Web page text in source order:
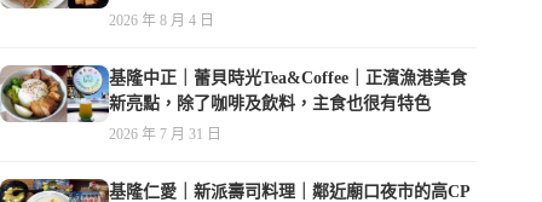
2026 年 8 月 4 日
基隆中正｜蕾貝時光Tea&Coffee｜正濱漁港美食
新亮點，除了咖啡及飲料，主食也很有特色
2026 年 7 月 31 日
基隆仁愛｜新派壽司料理｜鄰近廟口夜市的高CP